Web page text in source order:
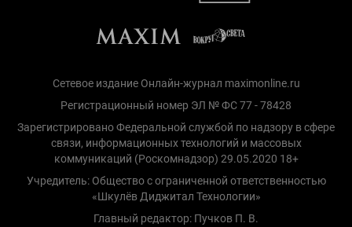
Сетевое издание Онлайн-журнал maximonline.ru
Регистрационный номер ЭЛ № ФС 77 - 78428
Зарегистрировано Федеральной службой по надзору в сфере
связи, информационных технологий и массовых
коммуникаций (Роскомнадзор) 29.05.2020 18+
Учредитель: Общество с ограниченной ответственностью
«Шкулёв Диджитал Технологии»
Главный редактор: Пучков П. В.